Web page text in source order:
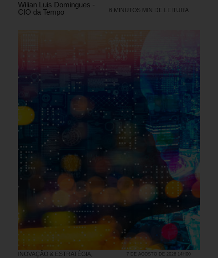
Wilian Luis Domingues -
CIO da Tempo
6 MINUTOS MIN DE LEITURA
INOVAÇÃO & ESTRATÉGIA,
7 DE AGOSTO DE 2026 14H00